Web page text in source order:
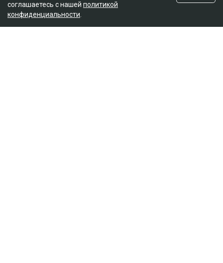
соглашаетесь с нашей политикой
конфиденциальности